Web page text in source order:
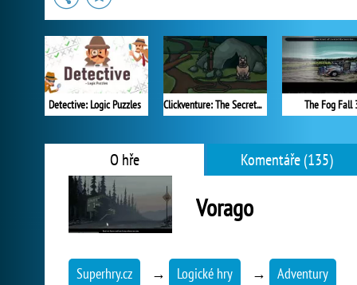
Detective: Logic Puzzles Clickventure: The Secret Beneath The Fog Fall
O hře Komentáře (135)
Vorago
Superhry.cz → Logické hry → Adventury